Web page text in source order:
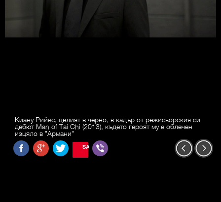
Киану Рийвс, целият в черно, в кадър от режисьорския си
дебют Man of Tai Chi (2013), където героят му е облечен
изцяло в "Армани"
SAVE